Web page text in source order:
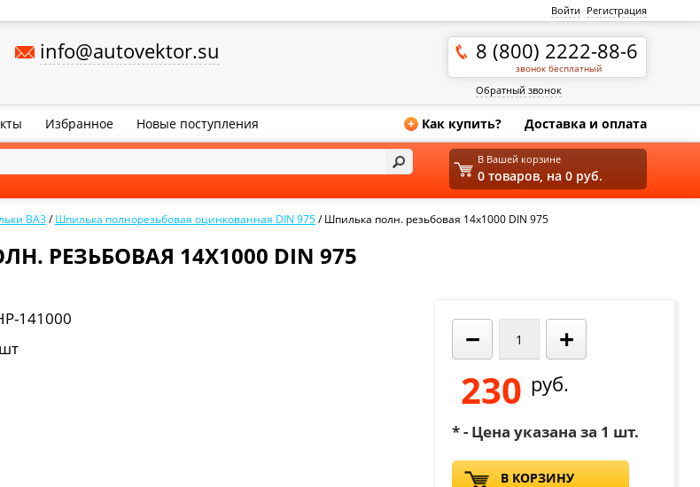
Войти Регистрация
info@autovektor.su 8 (800) 2222-88-6
звонок бесплатный
Обратный звонок
Избранное Новые поступления + Как купить? Доставка и оплата
ВАЗ/Шпилька полнорезьбовая оцинкованная DIN 975/Шпилька полн. резьбовая 14х1000 DIN 975
РЕЗЬБОВАЯ 14Х1000 DIN 975
141000
шт − +
230 руб.
* - Цена указана за 1 шт.
В КОРЗИНУ
В Вашей корзине
0 товаров, на 0 руб.